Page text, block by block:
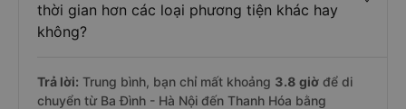
thời gian hơn các loại phương tiện khác hay
không?
Trả lời: Trung bình, bạn chỉ mất khoảng 3.8 giờ để di
chuyển từ Ba Đình - Hà Nội đến Thanh Hóa bằng